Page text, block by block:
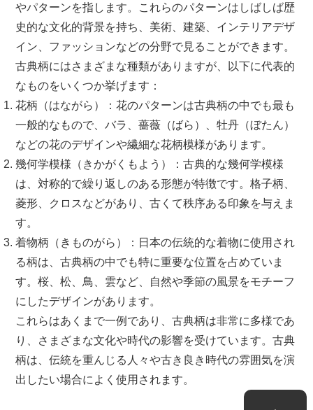
やパターンを指します。これらのパターンはしばしば歴
史的な文化的背景を持ち、美術、建築、インテリアデザ
イン、ファッションなどの分野で見ることができます。
古典柄にはさまざまな種類がありますが、以下に代表的
なものをいくつか挙げます：
花柄（はながら）：花のパターンは古典柄の中でも最も
一般的なもので、バラ、薔薇（ばら）、牡丹（ぼたん）
などの花のデザインや繊細な花柄模様があります。
幾何学模様（きかがくもよう）：古典的な幾何学模様
は、対称的で繰り返しのある形態が特徴です。格子柄、
菱形、クロスなどがあり、古くて秩序ある印象を与えま
す。
着物柄（きものがら）：日本の伝統的な着物に使用され
る柄は、古典柄の中でも特に重要な位置を占めていま
す。桜、松、鳥、雲など、自然や季節の風景をモチーフ
にしたデザインがあります。
これらはあくまで一例であり、古典柄は非常に多様であ
り、さまざまな文化や時代の影響を受けています。古典
柄は、伝統を重んじる人々や古き良き時代の雰囲気を演
出したい場合によく使用されます。